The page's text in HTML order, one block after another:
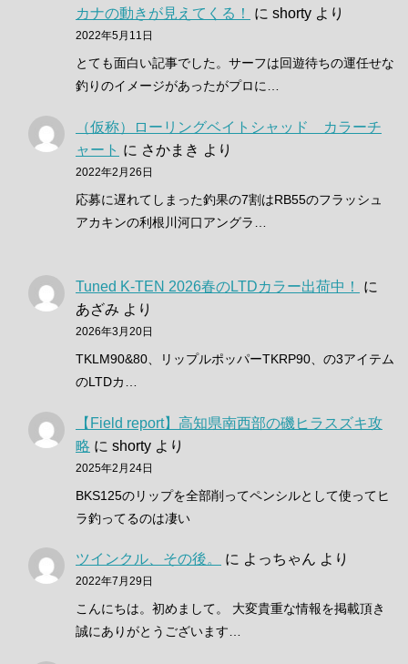
カナの動きが見えてくる！
に shorty より
2022年5月11日
とても面白い記事でした。サーフは回遊待ちの運任せな
釣りのイメージがあったがプロに…
（仮称）ローリングベイトシャッド カラーチ
ャート に さかまき より
2022年2月26日
応募に遅れてしまった釣果の7割はRB55のフラッシュ
アカキンの利根川河口アングラ…
Tuned K-TEN 2026春のLTDカラー出荷中！
に
あざみ より
2026年3月20日
TKLM90&80、リップルポッパーTKRP90、の3アイテム
のLTDカ…
【Field report】高知県南西部の磯ヒラスズキ攻
略 に shorty より
2025年2月24日
BKS125のリップを全部削ってペンシルとして使ってヒ
ラ釣ってるのは凄い
ツインクル、その後。 に よっちゃん より
2022年7月29日
こんにちは。初めまして。 大変貴重な情報を掲載頂き
誠にありがとうございます…